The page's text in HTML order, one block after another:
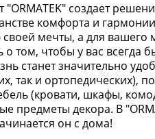
"ORMATEK" создает
комфорта и
своей мечты, а для
о том, чтобы у вас всегда
станет значительно
так и ортопедических),
(кровати, шкафы,
предметы декора. В
он с дома!